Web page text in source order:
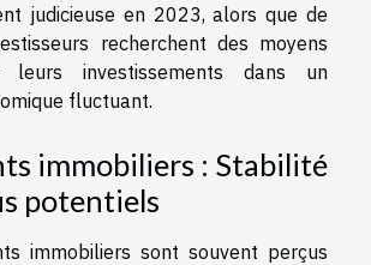
judicieuse en 2023, alors que de
recherchent des moyens
leurs investissements dans un
fluctuant.
immobiliers : Stabilité
potentiels
immobiliers sont souvent perçus